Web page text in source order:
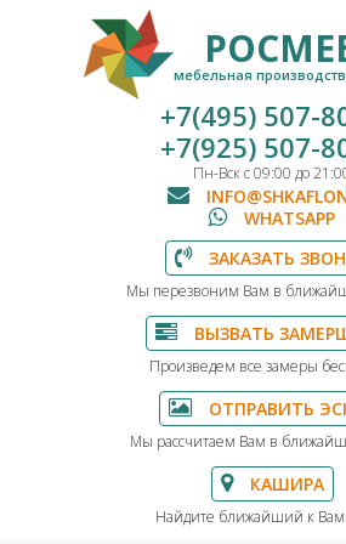
мебельная
+7(495) 507-
+7(925) 507-
Пн-Вск с 09:00 до
WHATSAPP
ЗАКАЗАТЬ
Мы перезвоним Вам в
ВЫЗВАТЬ
Произведем все замеры
ОТПРАВИТЬ
Мы рассчитаем Вам в
КАШИРА
Найдите ближайший к Вам